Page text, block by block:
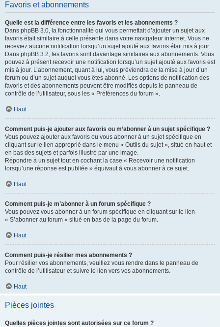
Favoris et abonnements
Quelle est la différence entre les favoris et les abonnements ?
Dans phpBB 3.0, la fonctionnalité qui vous permettait d’ajouter un sujet aux
favoris était similaire à celle présente dans votre navigateur internet. Vous ne
receviez aucune notification lorsqu’un sujet ajouté aux favoris était mis à jour.
Dans phpBB 3.2, les favoris sont davantage similaires aux abonnements. Vous
pouvez à présent recevoir une notification lorsqu’un sujet ajouté aux favoris est
mis à jour. L’abonnement, quant à lui, vous préviendra de la mise à jour d’un
forum ou d’un sujet auquel vous êtes abonné. Les options de notification des
favoris et des abonnements peuvent être modifiés depuis le panneau de
contrôle de l’utilisateur, sous les « Préférences du forum ».
Haut
Comment puis-je ajouter aux favoris ou m’abonner à un sujet spécifique ?
Vous pouvez ajouter aux favoris ou vous abonner à un sujet spécifique en
cliquant sur le lien approprié dans le menu « Outils du sujet », situé en haut et
en bas des sujets et parfois illustré par une image.
Répondre à un sujet tout en cochant la case « Recevoir une notification
lorsqu’une réponse est publiée » équivaut à vous abonner à ce sujet.
Haut
Comment puis-je m’abonner à un forum spécifique ?
Vous pouvez vous abonner à un forum spécifique en cliquant sur le lien
« S’abonner au forum » situé en bas de la page du forum.
Haut
Comment puis-je résilier mes abonnements ?
Pour résilier vos abonnements, veuillez vous rendre dans le panneau de
contrôle de l’utilisateur et suivre le lien vers vos abonnements.
Haut
Pièces jointes
Quelles pièces jointes sont autorisées sur ce forum ?